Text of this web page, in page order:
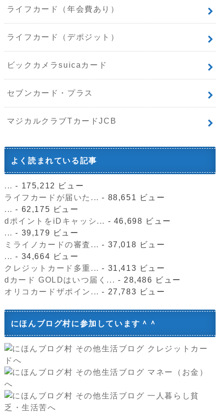
ライフカード（年会費あり）
ライフカード（デポジット）
ビックカメラsuicaカード
セブンカード・プラス
マジカルクラブTカードJCB
よく読まれている記事
... - 175,212 ビュー
ライフカードが届いた... - 88,651 ビュー
... - 62,175 ビュー
dポイントをiDキャッシ... - 46,698 ビュー
... - 39,179 ビュー
ミライノカードの審査... - 37,018 ビュー
... - 34,664 ビュー
クレジットカード多重... - 31,413 ビュー
dカード GOLDはいつ届く... - 28,486 ビュー
オリコカードザポイン... - 27,783 ビュー
にほんブログ村に参加しています＾＾